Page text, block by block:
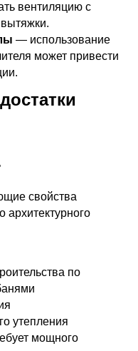
вентиляцию с
— использование
может привести
свойства
архитектурного
по
утепления
мощного